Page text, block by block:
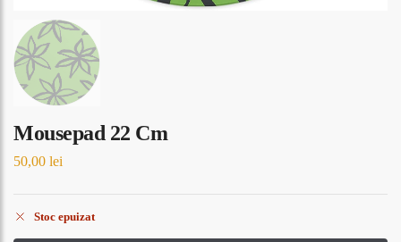
Mousepad 22 Cm
50,00 lei
Stoc epuizat